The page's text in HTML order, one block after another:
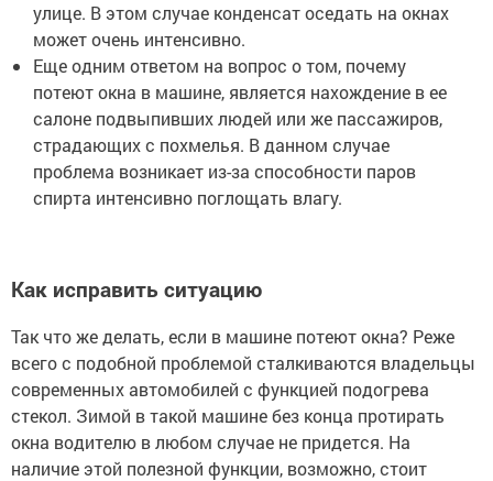
улице. В этом случае конденсат оседать на окнах
может очень интенсивно.
Еще одним ответом на вопрос о том, почему
потеют окна в машине, является нахождение в ее
салоне подвыпивших людей или же пассажиров,
страдающих с похмелья. В данном случае
проблема возникает из-за способности паров
спирта интенсивно поглощать влагу.
Как исправить ситуацию
Так что же делать, если в машине потеют окна? Реже
всего с подобной проблемой сталкиваются владельцы
современных автомобилей с функцией подогрева
стекол. Зимой в такой машине без конца протирать
окна водителю в любом случае не придется. На
наличие этой полезной функции, возможно, стоит